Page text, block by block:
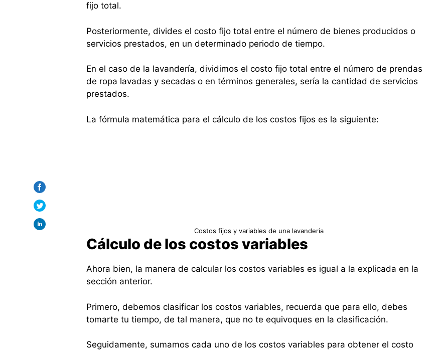
fijo total.
Posteriormente, divides el costo fijo total entre el número de bienes producidos o
servicios prestados, en un determinado periodo de tiempo.
En el caso de la lavandería, dividimos el costo fijo total entre el número de prendas
de ropa lavadas y secadas o en términos generales, sería la cantidad de servicios
prestados.
La fórmula matemática para el cálculo de los costos fijos es la siguiente:
Costos fijos y variables de una lavandería
Cálculo de los costos variables
Ahora bien, la manera de calcular los costos variables es igual a la explicada en la
sección anterior.
Primero, debemos clasificar los costos variables, recuerda que para ello, debes
tomarte tu tiempo, de tal manera, que no te equivoques en la clasificación.
Seguidamente, sumamos cada uno de los costos variables para obtener el costo